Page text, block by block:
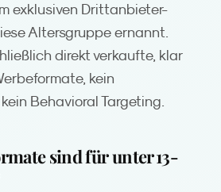
exklusiven Drittanbieter-
Altersgruppe ernannt.
direkt verkaufte, klar
kein
Behavioral Targeting.
sind für unter 13-